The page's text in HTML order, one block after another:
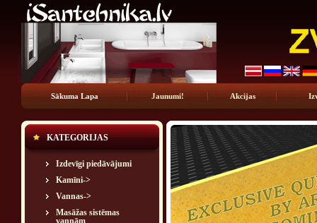
Sākuma Lapa Jaunumi! Akcijas
KATEGORIJAS
Izdevīgi piedāvājumi
Kamīni->
Vannas->
Masāžas sistēmas
vannām